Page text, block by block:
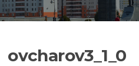
ovcharov3_1_0